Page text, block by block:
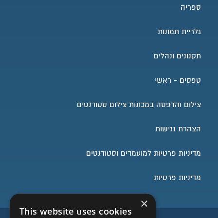
ספריה
גלריית תמונות
תקנונים ונהלים
טפסים - ראשי
צילום והדפסה במכונות צילום סטודנטים
הצהרת נגישות
מדיניות פרטיות למועמדים וסטודנטים
מדיניות פרטיות
×
This website uses cookies